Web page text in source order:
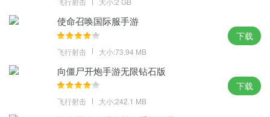
使命召唤国际服手游
飞行射击 大小:73.94 MB
下载
向僵尸开炮手游无限钻石版
飞行射击 大小:242.1 MB
下载